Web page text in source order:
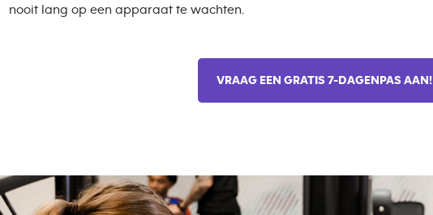
nooit lang op een apparaat te wachten.
VRAAG EEN GRATIS 7-DAGENPAS AAN!